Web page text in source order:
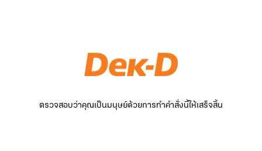
ตรวจสอบว่าคุณเป็นมนุษย์ด้วยการทำคำสั่งนี้ให้เสร็จสิ้น